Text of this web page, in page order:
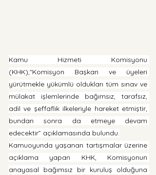
Kamu Hizmeti Komisyonu
(KHK),"Komisyon Başkan ve üyeleri
yürütmekle yükümlü oldukları tüm sınav ve
mülakat işlemlerinde bağımsız, tarafsız,
adil ve şeffaflık ilkeleriyle hareket etmiştir,
bundan sonra da etmeye devam
edecektir” açıklamasında bulundu.
Kamuoyunda yaşanan tartışmalar üzerine
açıklama yapan KHK, Komisyonun
anayasal bağımsız bir kuruluş olduğuna